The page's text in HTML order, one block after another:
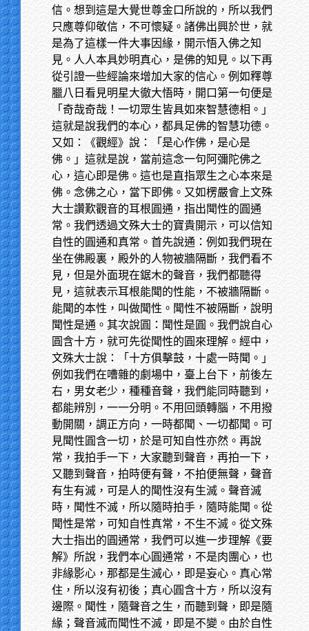
信。想到這是大覺世尊金口所說的，所以我們
只應尊仰敬信，不可懷疑。諸佛出興於世，就
是為了這樣一件大事因緣，開示悟入佛之知
見。人人本具妙明真心，是佛的知見。以下再
從引證一些經論來增加大家的信心。例如釋尊
臘八日看見明星大徹大悟時，開口第一句便是
「奇哉奇哉！一切眾生皆具如來智慧德相。」
這就是說我們的本心，都具足佛的智慧功德。
又如：《觀經》說：「是心作佛，是心是
佛。」這就是說，當前這念一句阿彌陀佛之
心，這心即是佛。這也是直指眾生之心本來是
佛。念佛之心，當下即佛。又如楞嚴會上文殊
大士讚歎觀音的耳根圓通，指出聞性的圓通
常。我們透過文殊大士的寶貴開示，可以信知
自性的圓通和真常。首先說通：例如我們現在
坐在佛殿裏，殿外的人物被牆隔斷，我們看不
見，但是外面現在鋸木的聲音，我們都聽得
見，這就表示耳根能聞的性能，不被牆隔斷。
能聞的本性，叫做聞性。聞性不被隔斷，說明
聞性是通。其次說圓：聞性是圓。我們說自心
圓含十方，就可先從聞性的圓來理解。經中，
文殊大士說：「十方俱擊鼓，十處一時聞。」
例如我們在嘈雜的劇場中，臺上台下，前後左
右，男女老少，種種音聲，我們能同時聽到，
都能辨別，一一分明。不用回頭轉腦，不用撥
動開關，調正方向，一時都聞、一切都聞。可
見聞性圓含一切，於是可知自性亦然。再說
常，我拍手一下，大家聽到聲音，再拍一下，
又聽到聲音，拍時便有聲，不拍便無聲，聲音
有生有滅，可是人的聞性沒有生滅。聲音滅
時，聞性不滅，所以隨時拍手，隨時能聞。從
聞性是常，可知自性真常，不生不滅。從文殊
大士指出的圓通常，我們可以進一步理解《要
解》所說，我們本心圓通常，不是肉團心，也
非緣影心，那都是生滅心，即是妄心。真心常
住，所以沒有初後；真心圓含十方，所以沒有
邊際。聞性，隨聲音之生，而聽到聲，即是隨
緣；聲音滅而聞性不滅，即是不變。由於自性